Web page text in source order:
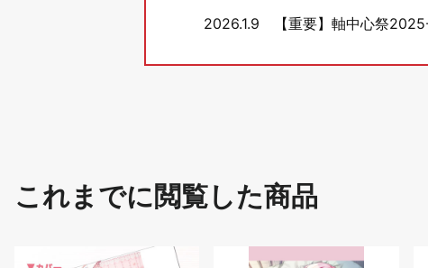
2026.1.9 【重要】軸中心祭
これまでに閲覧した商品